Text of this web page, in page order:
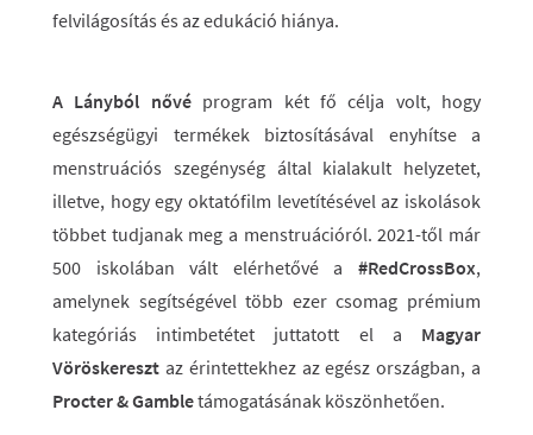
felvilágosítás és az edukáció hiánya.
A Lányból nővéprogram két fő célja volt, hogy
egészségügyi termékek biztosításával enyhítse a
menstruációs szegénység által kialakult helyzetet,
illetve, hogy egy oktatófilm levetítésével az iskolások
többet tudjanak meg a menstruációról. 2021-től már
500 iskolában vált elérhetővé a #RedCrossBox,
amelynek segítségével több ezer csomag prémium
kategóriás intimbetétet juttatott el a Magyar
Vöröskereszt az érintettekhez az egész országban, a
Procter & Gambletámogatásának köszönhetően.